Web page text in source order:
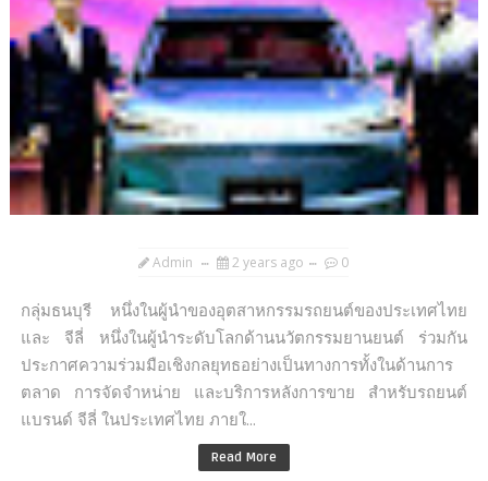
Admin 2 years ago 0
กลุ่มธนบุรี หนึ่งในผู้นำของอุตสาหกรรมรถยนต์ของประเทศไทย
และ จีลี่ หนึ่งในผู้นำระดับโลกด้านนวัตกรรมยานยนต์ ร่วมกัน
ประกาศความร่วมมือเชิงกลยุทธอย่างเป็นทางการทั้งในด้านการ
ตลาด การจัดจำหน่าย และบริการหลังการขาย สำหรับรถยนต์
แบรนด์ จีลี่ ในประเทศไทย ภายใ...
Read More